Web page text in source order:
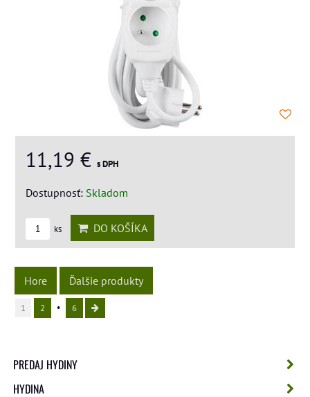
11,19 € s DPH
Dostupnosť: Skladom
ks DO KOŠÍKA
Hore Ďalšie produkty
1 2 6
PREDAJ HYDINY
HYDINA